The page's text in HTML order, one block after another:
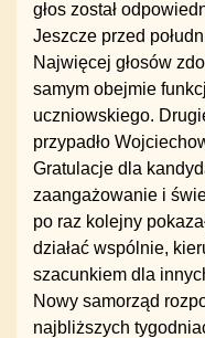
głos został
Jeszcze przed
Najwięcej głosów
samym obejmie
uczniowskiego.
przypadło
Gratulacje dla
zaangażowanie i
po raz kolejny
działać wspólnie,
szacunkiem dla
Nowy samorząd
najbliższych